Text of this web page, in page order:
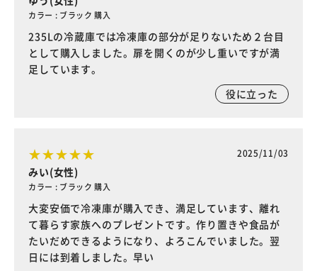
カラー : ブラック 購入
235Lの冷蔵庫では冷凍庫の部分が足りないため２台目
として購入しました。扉を開くのが少し重いですが満
足しています。
役に立った
2025/11/03
みい(女性)
カラー : ブラック 購入
大変安価で冷凍庫が購入でき、満足しています、離れ
て暮らす家族へのプレゼントです。作り置きや食品が
たいだめできるようになり、よろこんでいました。翌
日には到着しました。早い